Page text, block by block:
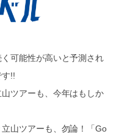
可能性が高いと予測され
!!
ツアーも、今年はもしか
山ツアーも、勿論！「Go